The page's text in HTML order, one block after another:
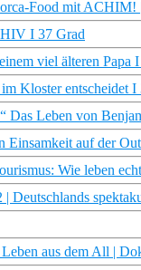
Food mit
HIV I 37 Grad
viel älteren Papa
Kloster entscheidet I
Das Leben von
Einsamkeit auf der
Wie leben
Deutschlands
aus dem All |